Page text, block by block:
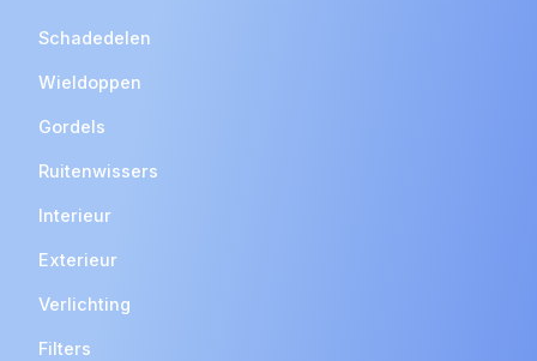
Schadedelen
Wieldoppen
Gordels
Ruitenwissers
Interieur
Exterieur
Verlichting
Filters